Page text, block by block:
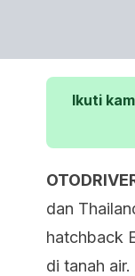
Ikuti
dan
hatchback
di tanah air.